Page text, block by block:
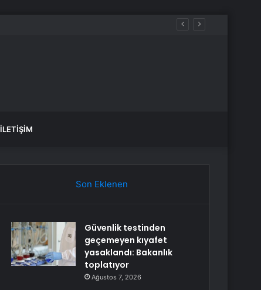
İLETIŞIM
Son Eklenen
Güvenlik testinden
geçemeyen kıyafet
yasaklandı: Bakanlık
toplatıyor
Ağustos 7, 2026